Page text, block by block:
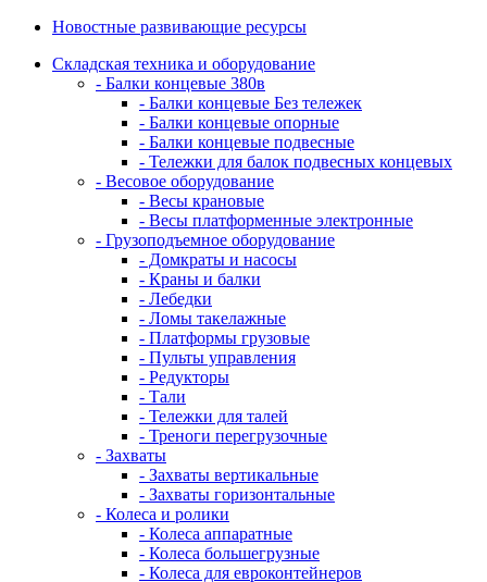
Новостные развивающие ресурсы
Складская техника и оборудование
- Балки концевые 380в
- Балки концевые Без тележек
- Балки концевые опорные
- Балки концевые подвесные
- Тележки для балок подвесных концевых
- Весовое оборудование
- Весы крановые
- Весы платформенные электронные
- Грузоподъемное оборудование
- Домкраты и насосы
- Краны и балки
- Лебедки
- Ломы такелажные
- Платформы грузовые
- Пульты управления
- Редукторы
- Тали
- Тележки для талей
- Треноги перегрузочные
- Захваты
- Захваты вертикальные
- Захваты горизонтальные
- Колеса и ролики
- Колеса аппаратные
- Колеса большегрузные
- Колеса для евроконтейнеров